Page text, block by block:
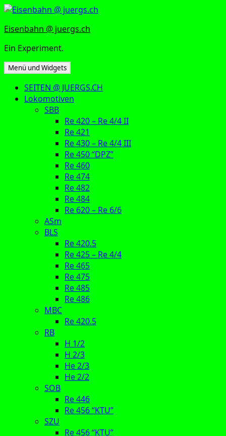
Zum
springen
Eisenbahn @ juergs.ch
Ein Experiment.
Menü und Widgets
SEITEN @ JUERGS.CH
Lokomotiven
SBB
Re 420 – Re 4/4 II
Re 421
Re 430 – Re 4/4 III
Re 450 “DPZ”
Re 460
Re 474
Re 482
Re 484
Re 620 – Re 6/6
ASm
BLS
Re 420.5
Re 425 – Re 4/4
Re 465
Re 475
Re 485
Re 486
MBC
Re 420.5
RB
H 1/2
H 2/3
He 2/3
He 2/2
SOB
Re 446
Re 456 “KTU”
SZU
Re 456 “KTU”